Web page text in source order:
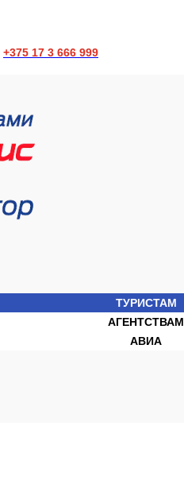
+375 17 3 666 999
ТУРИСТАМ
АГЕНТСТВАМ
АВИА